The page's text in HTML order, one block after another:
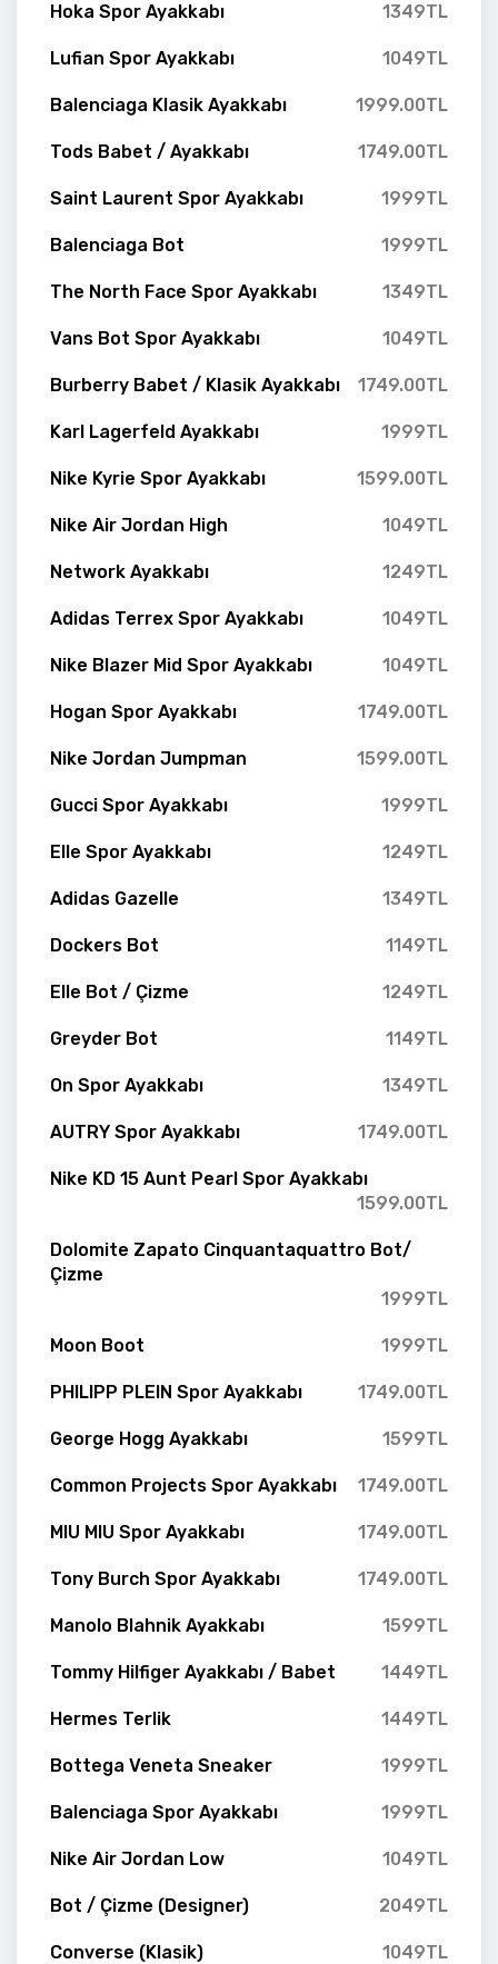
Hoka Spor Ayakkabı 1349TL
Lufian Spor Ayakkabı 1049TL
Balenciaga Klasik Ayakkabı 1999.00TL
Tods Babet / Ayakkabı 1749.00TL
Saint Laurent Spor Ayakkabı 1999TL
Balenciaga Bot 1999TL
The North Face Spor Ayakkabı 1349TL
Vans Bot Spor Ayakkabı 1049TL
Burberry Babet / Klasik Ayakkabı 1749.00TL
Karl Lagerfeld Ayakkabı 1999TL
Nike Kyrie Spor Ayakkabı 1599.00TL
Nike Air Jordan High 1049TL
Network Ayakkabı 1249TL
Adidas Terrex Spor Ayakkabı 1049TL
Nike Blazer Mid Spor Ayakkabı 1049TL
Hogan Spor Ayakkabı 1749.00TL
Nike Jordan Jumpman 1599.00TL
Gucci Spor Ayakkabı 1999TL
Elle Spor Ayakkabı 1249TL
Adidas Gazelle 1349TL
Dockers Bot 1149TL
Elle Bot / Çizme 1249TL
Greyder Bot 1149TL
On Spor Ayakkabı 1349TL
AUTRY Spor Ayakkabı 1749.00TL
Nike KD 15 Aunt Pearl Spor Ayakkabı
1599.00TL
Dolomite Zapato Cinquantaquattro Bot/
Çizme
1999TL
Moon Boot 1999TL
PHILIPP PLEIN Spor Ayakkabı 1749.00TL
George Hogg Ayakkabı 1599TL
Common Projects Spor Ayakkabı 1749.00TL
MIU MIU Spor Ayakkabı 1749.00TL
Tony Burch Spor Ayakkabı 1749.00TL
Manolo Blahnik Ayakkabı 1599TL
Tommy Hilfiger Ayakkabı / Babet 1449TL
Hermes Terlik 1449TL
Bottega Veneta Sneaker 1999TL
Balenciaga Spor Ayakkabı 1999TL
Nike Air Jordan Low 1049TL
Bot / Çizme (Designer) 2049TL
Converse (Klasik) 1049TL